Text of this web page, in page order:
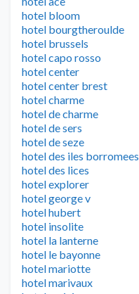
hotel bloom
hotel bourgtheroulde
hotel brussels
hotel capo rosso
hotel center
hotel center brest
hotel charme
hotel de charme
hotel de sers
hotel de seze
hotel des iles borromees
hotel des lices
hotel explorer
hotel george v
hotel hubert
hotel insolite
hotel la lanterne
hotel le bayonne
hotel mariotte
hotel marivaux